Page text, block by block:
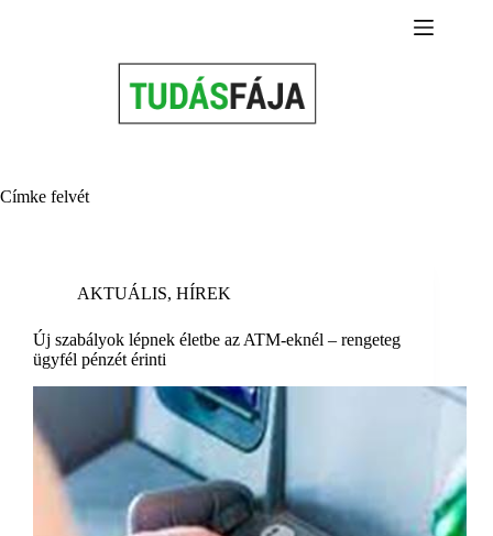
Címke felvét
AKTUÁLIS, HÍREK
Új szabályok lépnek életbe az ATM-eknél – rengeteg
ügyfél pénzét érinti